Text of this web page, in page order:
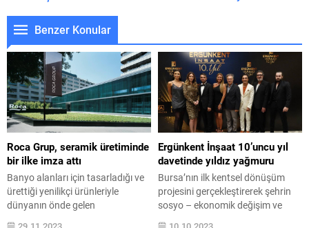
Benzer Konular
Roca Grup, seramik üretiminde
bir ilke imza attı
Banyo alanları için tasarladığı ve
ürettiği yenilikçi ürünleriyle
dünyanın önde gelen
markalarından Roca Grup, uzman
Ergünkent İnşaat 10’uncu yıl
davetinde yıldız yağmuru
Bursa’nın ilk kentsel dönüşüm
projesini gerçekleştirerek şehrin
sosyo – ekonomik değişim ve
dönüşümüne öncülük yapan